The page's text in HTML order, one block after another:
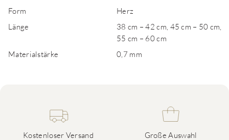
Form
Herz
Länge
38 cm – 42 cm, 45 cm – 50 cm,
55 cm – 60 cm
Materialstärke
0,7 mm
Kostenloser Versand Große Auswahl